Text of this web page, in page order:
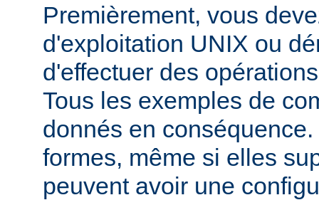
Premièrement, vous
d'exploitation UNIX ou
d'effectuer des
Tous les exemples de
donnés en
formes, même si elles
peuvent avoir une